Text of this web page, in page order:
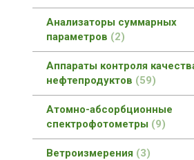
Анализаторы суммарных
параметров
2
Аппараты контроля
нефтепродуктов
59
Атомно-абсорбционные
спектрофотометры
9
Ветроизмерения 3